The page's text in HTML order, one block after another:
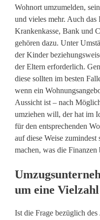
Wohnort umzumelden,
und vieles mehr. Auch das
Krankenkasse, Bank und
gehören dazu. Unter
der Kinder
der Eltern erforderlich.
diese sollten im besten
wenn ein
Aussicht ist – nach
umziehen will, der hat im
für den entsprechenden
auf diese Weise
machen, was die Finanzen
um eine
Ist die Frage bezüglich